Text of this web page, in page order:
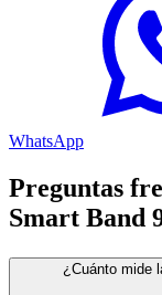
WhatsApp
Preguntas
Smart Band
¿Cuánto mide